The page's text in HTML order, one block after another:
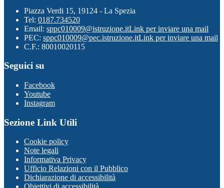
Piazza Verdi 15, 19124 - La Spezia
Tel: 0187.734520
Email: sppc010009@istruzione.itLink per inviare una mail
PEC: sppc010009@pec.istruzione.itLink per inviare una mail
C.F.: 80010020115
Seguici su
Facebook
Youtube
Instagram
Sezione Link Utili
Cookie policy
Note legali
Informativa Privacy
Ufficio Relazioni con il Pubblico
Dichiarazione di accessibilità